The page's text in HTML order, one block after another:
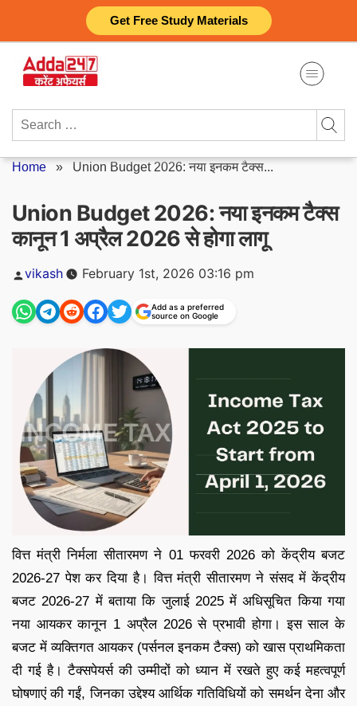
Get Free Study Materials
content
Search
Home » Union Budget 2026: नया इनकम टैक्स...
Union Budget 2026: नया इनकम टैक्स
कानून 1 अप्रैल 2026 से होगा लागू
Posted
vikash February 1st, 2026 03:16 pm
Add as a preferred
source on Google
वित्त मंत्री निर्मला सीतारमण ने 01 फरवरी 2026 को केंद्रीय बजट
2026-27 पेश कर दिया है। वित्त मंत्री सीतारमण ने संसद में केंद्रीय
बजट 2026-27 में बताया कि जुलाई 2025 में अधिसूचित किया गया
नया आयकर कानून 1 अप्रैल 2026 से प्रभावी होगा। इस साल के
बजट में व्यक्तिगत आयकर (पर्सनल इनकम टैक्स) को खास प्राथमिकता
दी गई है। टैक्सपेयर्स की उम्मीदों को ध्यान में रखते हुए कई महत्वपूर्ण
घोषणाएं की गईं, जिनका उद्देश्य आर्थिक गतिविधियों को समर्थन देना और